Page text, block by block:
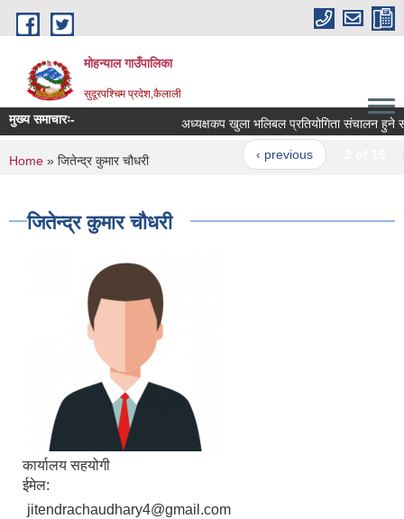
Skip to main content
मोहन्याल गाउँपालिका
सुदूरपश्चिम प्रदेश,कैलाली
मुख्य समाचारः- अध्यक्षकप खुला भलिबल प्रतियोगिता संचालन हुने
‹ previous
You are here
Home » जितेन्द्र कुमार चौधरी
जितेन्द्र कुमार चौधरी
कार्यालय सहयोगी
ईमेल:
jitendrachaudhary4@gmail.com